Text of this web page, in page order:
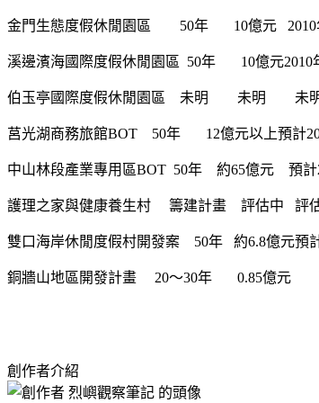
金門生態度假休閒園區 50年 10億元 2010
溪邊濱海國際度假休閒園區 50年 10億元2010
伯玉亭國際度假休閒園區 未明 未明 未
莒光湖商務旅館BOT 50年 12億元以上預計
中山林段產業專用區BOT 50年 約65億元 預計
護理之家與健康養生村 籌建計畫 評估中 評
雙口海岸休閒度假村開發案 50年 約6.8億元預
銅牆山地區開發計畫 20～30年 0.85億元
創作者介紹